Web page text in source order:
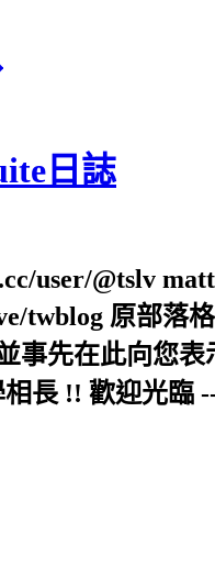
日誌
user/@tslv
twblog 原部
事先在此向您
長 !! 歡迎光臨